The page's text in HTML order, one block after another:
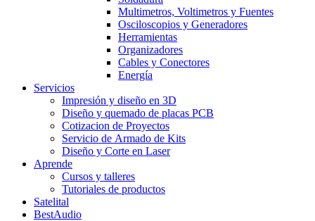
Multimetros, Voltimetros y Fuentes
Osciloscopios y Generadores
Herramientas
Organizadores
Cables y Conectores
Energía
Servicios
Impresión y diseño en 3D
Diseño y quemado de placas PCB
Cotizacion de Proyectos
Servicio de Armado de Kits
Diseño y Corte en Laser
Aprende
Cursos y talleres
Tutoriales de productos
Satelital
BestAudio